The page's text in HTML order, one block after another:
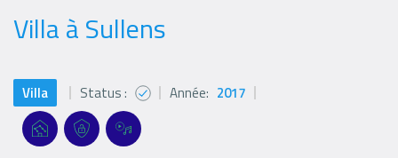
Villa à Sullens
Villa Status : Status
icon
Année: 2017
Références
RéférencesRéférencesRéférences